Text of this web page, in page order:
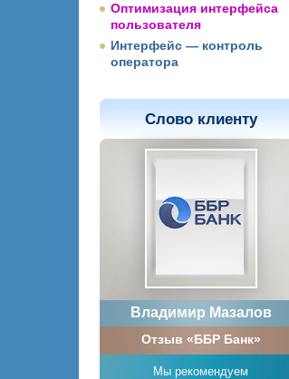
Оптимизация интерфейса
пользователя
Интерфейс — контроль
оператора
Слово клиенту
Владимир Мазалов
Отзыв «ББР Банк»
Мы рекомендуем